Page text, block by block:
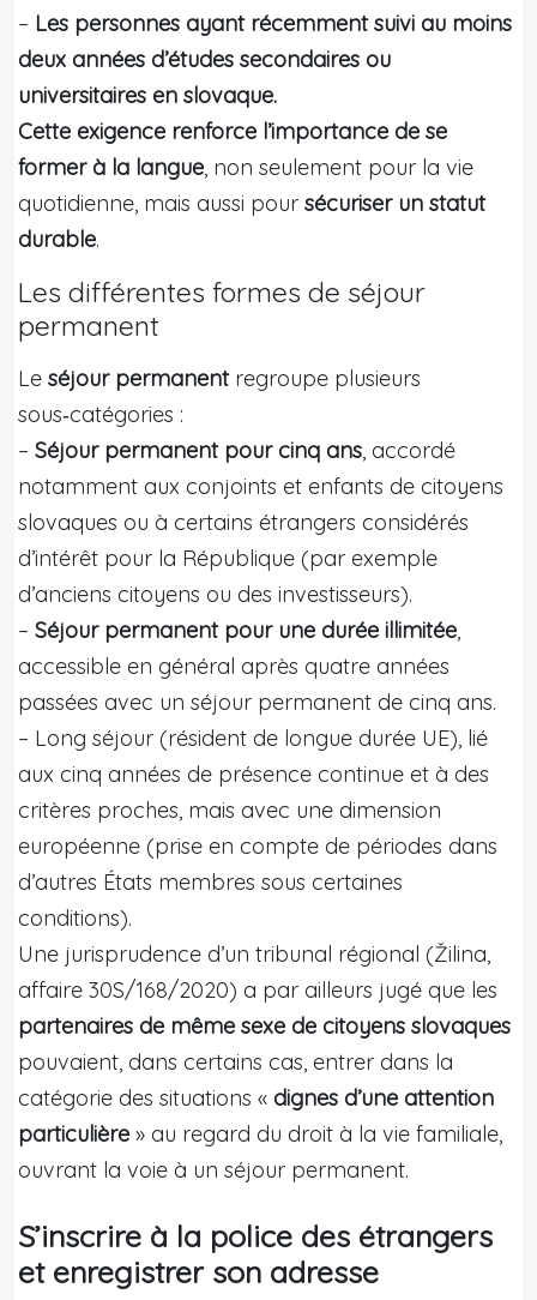
– Les personnes ayant récemment suivi au moins
deux années d’études secondaires ou
universitaires en slovaque.
Cette exigence renforce l’importance de se
former à la langue, non seulement pour la vie
quotidienne, mais aussi pour sécuriser un statut
durable.
Les différentes formes de séjour
permanent
Le séjour permanentregroupe plusieurs
sous‑catégories :
– Séjour permanent pour cinq ans, accordé
notamment aux conjoints et enfants de citoyens
slovaques ou à certains étrangers considérés
d’intérêt pour la République (par exemple
d’anciens citoyens ou des investisseurs).
– Séjour permanent pour une durée illimitée,
accessible en général après quatre années
passées avec un séjour permanent de cinq ans.
– Long séjour (résident de longue durée UE), lié
aux cinq années de présence continue et à des
critères proches, mais avec une dimension
européenne (prise en compte de périodes dans
d’autres États membres sous certaines
conditions).
Une jurisprudence d’un tribunal régional (Žilina,
affaire 30S/168/2020) a par ailleurs jugé que les
partenaires de même sexe de citoyens slovaques
pouvaient, dans certains cas, entrer dans la
catégorie des situations « dignes d’une attention
particulière » au regard du droit à la vie familiale,
ouvrant la voie à un séjour permanent.
S’inscrire à la police des étrangers
et enregistrer son adresse